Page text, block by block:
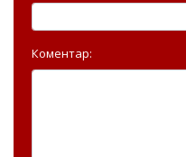
Коментар: